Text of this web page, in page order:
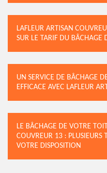
LAFLEUR ARTISAN
SUR LE TARIF DU BÂCHAGE
UN SERVICE DE BÂCHAGE
EFFICACE AVEC LAFLEUR
LE BÂCHAGE DE VOTRE
COUVREUR 13 : PLUSIEURS
VOTRE DISPOSITION